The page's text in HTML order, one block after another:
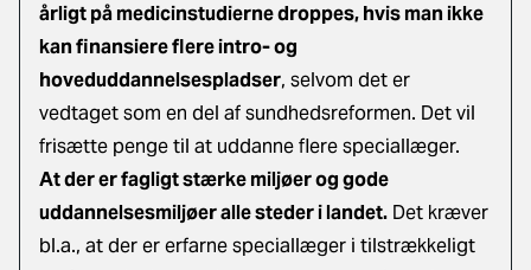
årligt på medicinstudierne droppes, hvis man ikke
kan finansiere flere intro- og
hoveduddannelsespladser, selvom det er
vedtaget som en del af sundhedsreformen. Det vil
frisætte penge til at uddanne flere speciallæger.
At der er fagligt stærke miljøer og gode
uddannelsesmiljøer alle steder i landet. Det kræver
bl.a., at der er erfarne speciallæger i tilstrækkeligt